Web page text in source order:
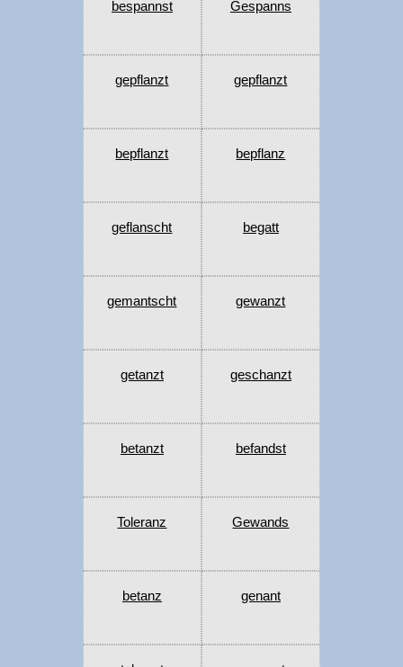
bespannst Gespanns
gepflanzt gepflanzt
bepflanzt bepflanz
geflanscht begatt
gemantscht gewanzt
getanzt geschanzt
betanzt befandst
Toleranz Gewands
betanz genant